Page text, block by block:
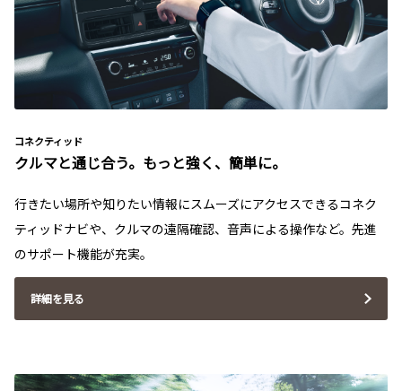
コネクティッド
クルマと通じ合う。もっと強く、簡単に。
行きたい場所や知りたい情報にスムーズにアクセスできるコネク
ティッドナビや、クルマの遠隔確認、音声による操作など。先進
のサポート機能が充実。
詳細を見る